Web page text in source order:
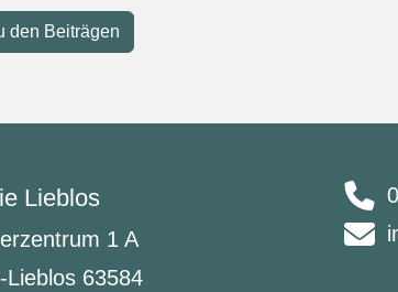
den Beiträgen
Lieblos
1 A
Lieblos 63584